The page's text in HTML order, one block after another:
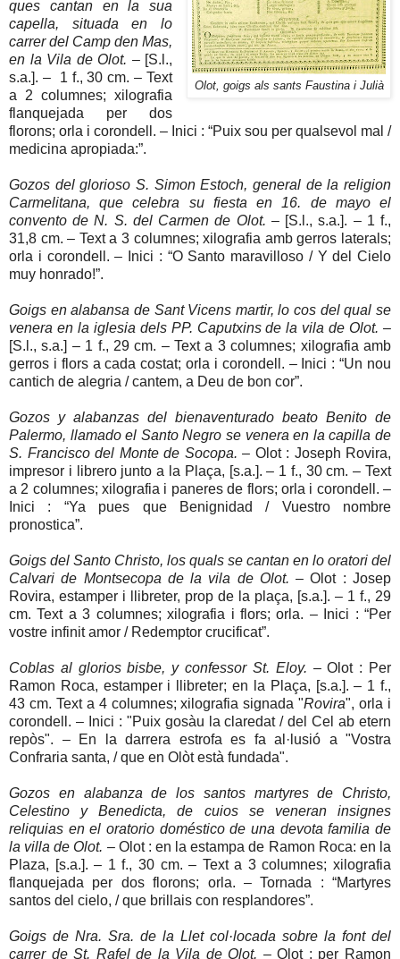
Olot, goigs als sants Faustina i Julià
ques cantan en la sua
capella, situada en lo
carrer del Camp den Mas,
en la Vila de Olot. – [S.l.,
s.a.]. – 1 f., 30 cm. – Text
a 2 columnes; xilografia
flanquejada per dos
florons; orla i corondell. – Inici : “Puix sou per qualsevol mal /
medicina apropiada:”.
Gozos del glorioso S. Simon Estoch, general de la religion
Carmelitana, que celebra su fiesta en 16. de mayo el
convento de N. S. del Carmen de Olot. – [S.l., s.a.]. – 1 f.,
31,8 cm. – Text a 3 columnes; xilografia amb gerros laterals;
orla i corondell. – Inici : “O Santo maravilloso / Y del Cielo
muy honrado!”.
Goigs en alabansa de Sant Vicens martir, lo cos del qual se
venera en la iglesia dels PP. Caputxins de la vila de Olot. –
[S.l., s.a.] – 1 f., 29 cm. – Text a 3 columnes; xilografia amb
gerros i flors a cada costat; orla i corondell. – Inici : “Un nou
cantich de alegria / cantem, a Deu de bon cor”.
Gozos y alabanzas del bienaventurado beato Benito de
Palermo, llamado el Santo Negro se venera en la capilla de
S. Francisco del Monte de Socopa. – Olot : Joseph Rovira,
impresor i librero junto a la Plaça, [s.a.]. – 1 f., 30 cm. – Text
a 2 columnes; xilografia i paneres de flors; orla i corondell. –
Inici : “Ya pues que Benignidad / Vuestro nombre
pronostica”.
Goigs del Santo Christo, los quals se cantan en lo oratori del
Calvari de Montsecopa de la vila de Olot. – Olot : Josep
Rovira, estamper i llibreter, prop de la plaça, [s.a.]. – 1 f., 29
cm. Text a 3 columnes; xilografia i flors; orla. – Inici : “Per
vostre infinit amor / Redemptor crucificat”.
Coblas al glorios bisbe, y confessor St. Eloy. – Olot : Per
Ramon Roca, estamper i llibreter; en la Plaça, [s.a.]. – 1 f.,
43 cm. Text a 4 columnes; xilografia signada "Rovira", orla i
corondell. – Inici : "Puix gosàu la claredat / del Cel ab etern
repòs". – En la darrera estrofa es fa al·lusió a "Vostra
Confraria santa, / que en Olòt està fundada".
Gozos en alabanza de los santos martyres de Christo,
Celestino y Benedicta, de cuios se veneran insignes
reliquias en el oratorio doméstico de una devota familia de
la villa de Olot. – Olot : en la estampa de Ramon Roca: en la
Plaza, [s.a.]. – 1 f., 30 cm. – Text a 3 columnes; xilografia
flanquejada per dos florons; orla. – Tornada : “Martyres
santos del cielo, / que brillais con resplandores”.
Goigs de Nra. Sra. de la Llet col·locada sobre la font del
carrer de St. Rafel de la Vila de Olot. – Olot : per Ramon